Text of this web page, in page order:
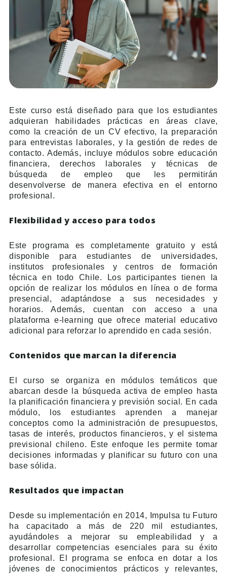
Este curso está diseñado para que los estudiantes
adquieran habilidades prácticas en áreas clave,
como la creación de un CV efectivo, la preparación
para entrevistas laborales, y la gestión de redes de
contacto. Además, incluye módulos sobre educación
financiera, derechos laborales y técnicas de
búsqueda de empleo que les permitirán
desenvolverse de manera efectiva en el entorno
profesional.
Flexibilidad y acceso para todos
Este programa es completamente gratuito y está
disponible para estudiantes de universidades,
institutos profesionales y centros de formación
técnica en todo Chile. Los participantes tienen la
opción de realizar los módulos en línea o de forma
presencial, adaptándose a sus necesidades y
horarios. Además, cuentan con acceso a una
plataforma e-learning que ofrece material educativo
adicional para reforzar lo aprendido en cada sesión.
Contenidos que marcan la diferencia
El curso se organiza en módulos temáticos que
abarcan desde la búsqueda activa de empleo hasta
la planificación financiera y previsión social. En cada
módulo, los estudiantes aprenden a manejar
conceptos como la administración de presupuestos,
tasas de interés, productos financieros, y el sistema
previsional chileno. Este enfoque les permite tomar
decisiones informadas y planificar su futuro con una
base sólida.
Resultados que impactan
Desde su implementación en 2014, Impulsa tu Futuro
ha capacitado a más de 220 mil estudiantes,
ayudándoles a mejorar su empleabilidad y a
desarrollar competencias esenciales para su éxito
profesional. El programa se enfoca en dotar a los
jóvenes de conocimientos prácticos y relevantes,